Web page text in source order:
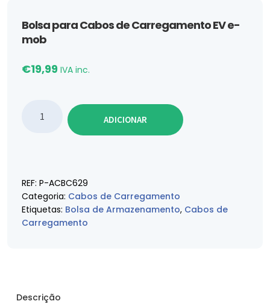
Bolsa para Cabos de Carregamento EV e-
mob
€19,99 IVA inc.
Quantidade de Bolsa para Cabos de
ADICIONAR
REF: P-ACBC629
Categoria: Cabos de Carregamento
Etiquetas: Bolsa de Armazenamento, Cabos de
Carregamento
Descrição